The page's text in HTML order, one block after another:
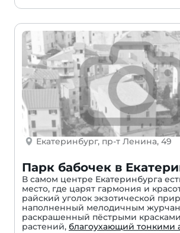
Екатеринбург, пр-т Ленина, 49
Парк бабочек в
В самом центре Екатеринбурга
место, где царят гармония и
райский уголок экзотической
наполненный мелодичным
раскрашенный пёстрыми
растений, благоухающий тонкими